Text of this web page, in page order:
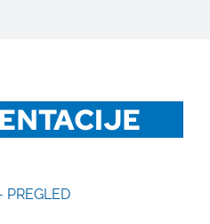
PREGLED